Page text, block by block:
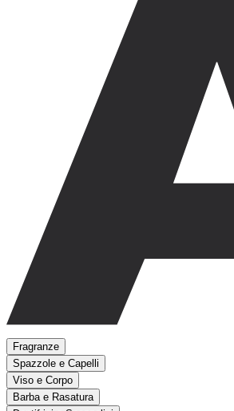
Fragranze
Spazzole e Capelli
Viso e Corpo
Barba e Rasatura